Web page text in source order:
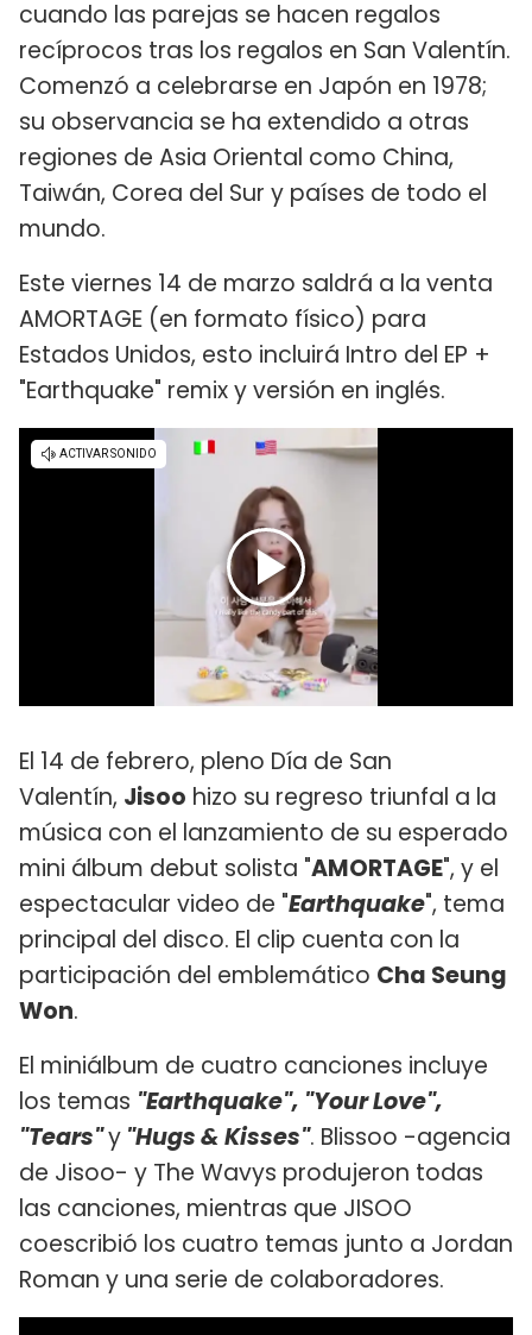
cuando las parejas se hacen regalos
recíprocos tras los regalos en San Valentín.
Comenzó a celebrarse en Japón en 1978;
su observancia se ha extendido a otras
regiones de Asia Oriental como China,
Taiwán, Corea del Sur y países de todo el
mundo.
Este viernes 14 de marzo saldrá a la venta
AMORTAGE (en formato físico) para
Estados Unidos, esto incluirá Intro del EP +
"Earthquake" remix y versión en inglés.
El 14 de febrero, pleno Día de San
Valentín, Jisoo hizo su regreso triunfal a la
música con el lanzamiento de su esperado
mini álbum debut solista "AMORTAGE", y el
espectacular video de "Earthquake", tema
principal del disco. El clip cuenta con la
participación del emblemático Cha Seung
Won.
El miniálbum de cuatro canciones incluye
los temas "Earthquake", "Your Love",
"Tears"y "Hugs & Kisses". Blissoo -agencia
de Jisoo- y The Wavys produjeron todas
las canciones, mientras que JISOO
coescribió los cuatro temas junto a Jordan
Roman y una serie de colaboradores.